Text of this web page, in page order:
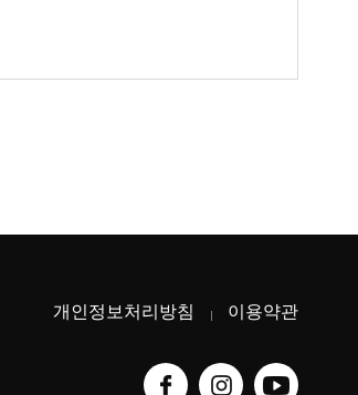
개인정보처리방침 이용약관